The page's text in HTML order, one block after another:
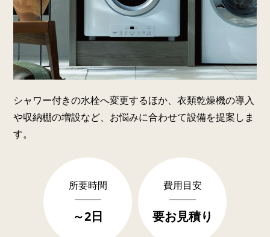
シャワー付きの水栓へ変更するほか、衣類乾燥機の導入
や収納棚の増設など、お悩みに合わせて設備を提案しま
す。
所要時間
～2日
費用目安
要お見積り